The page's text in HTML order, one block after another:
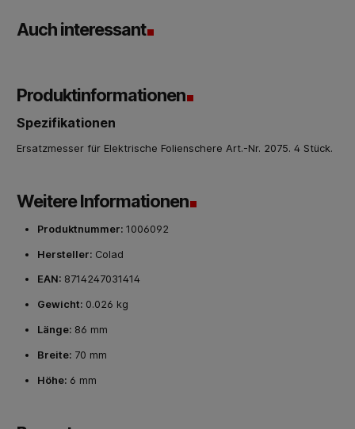
Auch interessant
Produktinformationen
Spezifikationen
Ersatzmesser für Elektrische Folienschere Art.-Nr. 2075. 4 Stück.
Weitere Informationen
Produktnummer: 1006092
Hersteller: Colad
EAN: 8714247031414
Gewicht: 0.026 kg
Länge: 86 mm
Breite: 70 mm
Höhe: 6 mm